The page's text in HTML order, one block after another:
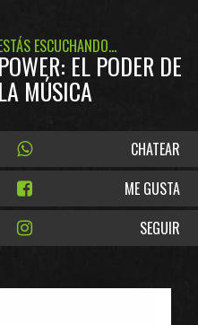
ESCUCHANDO...
POWER: EL PODER DE
LA MÚSICA
CHATEAR
ME GUSTA
SEGUIR